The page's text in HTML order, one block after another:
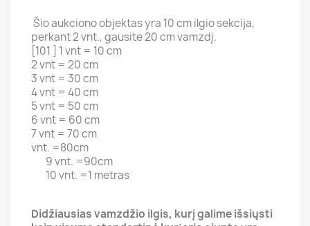
Šio aukciono objektas yra 10 cm ilgio sekcija,
perkant 2 vnt., gausite 20 cm vamzdį.
[101 ] 1 vnt = 10 cm
2 vnt = 20 cm
3 vnt = 30 cm
4 vnt = 40 cm
5 vnt = 50 cm
6 vnt = 60 cm
7 vnt = 70 cm
vnt. =80cm
9 vnt. =90cm
10 vnt. =1 metras
Didžiausias vamzdžio ilgis, kurį galime išsiųsti